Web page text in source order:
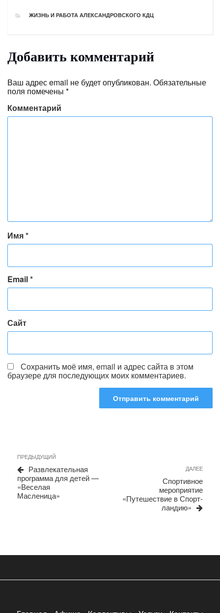
РУБРИКИ
ЖИЗНЬ И РАБОТА АЛЕКСАНДРОВСКОГО КДЦ
Добавить комментарий
Ваш адрес email не будет опубликован. Обязательные
поля помечены *
Комментарий
Имя*
Email*
Сайт
Сохранить моё имя, email и адрес сайта в этом
браузере для последующих моих комментариев.
Навигация
по
записям
Предыдущая
запись
ПРЕДЫДУЩИЙ
Развлекательная
программа для детей —
«Веселая
Масленица»
ДАЛЕЕ
Спортивное
мероприятие
«Путешествие в Спорт-
ландию»